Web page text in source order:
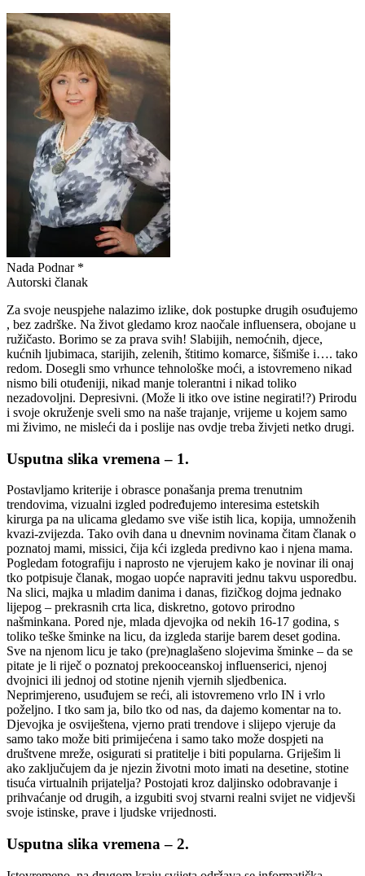
Nada Podnar *
Autorski članak
Za svoje neuspjehe nalazimo izlike, dok postupke drugih osuđujemo
, bez zadrške. Na život gledamo kroz naočale influensera, obojane u
ružičasto. Borimo se za prava svih! Slabijih, nemoćnih, djece,
kućnih ljubimaca, starijih, zelenih, štitimo komarce, šišmiše i…. tako
redom. Dosegli smo vrhunce tehnološke moći, a istovremeno nikad
nismo bili otuđeniji, nikad manje tolerantni i nikad toliko
nezadovoljni. Depresivni. (Može li itko ove istine negirati!?) Prirodu
i svoje okruženje sveli smo na naše trajanje, vrijeme u kojem samo
mi živimo, ne misleći da i poslije nas ovdje treba živjeti netko drugi.
Usputna slika vremena – 1.
Postavljamo kriterije i obrasce ponašanja prema trenutnim
trendovima, vizualni izgled podređujemo interesima estetskih
kirurga pa na ulicama gledamo sve više istih lica, kopija, umnoženih
kvazi-zvijezda. Tako ovih dana u dnevnim novinama čitam članak o
poznatoj mami, missici, čija kći izgleda predivno kao i njena mama.
Pogledam fotografiju i naprosto ne vjerujem kako je novinar ili onaj
tko potpisuje članak, mogao uopće napraviti jednu takvu usporedbu.
Na slici, majka u mladim danima i danas, fizičkog dojma jednako
lijepog – prekrasnih crta lica, diskretno, gotovo prirodno
našminkana. Pored nje, mlada djevojka od nekih 16-17 godina, s
toliko teške šminke na licu, da izgleda starije barem deset godina.
Sve na njenom licu je tako (pre)naglašeno slojevima šminke – da se
pitate je li riječ o poznatoj prekooceanskoj influenserici, njenoj
dvojnici ili jednoj od stotine njenih vjernih sljedbenica.
Neprimjereno, usuđujem se reći, ali istovremeno vrlo IN i vrlo
poželjno. I tko sam ja, bilo tko od nas, da dajemo komentar na to.
Djevojka je osviještena, vjerno prati trendove i slijepo vjeruje da
samo tako može biti primijećena i samo tako može dospjeti na
društvene mreže, osigurati si pratitelje i biti popularna. Griješim li
ako zaključujem da je njezin životni moto imati na desetine, stotine
tisuća virtualnih prijatelja? Postojati kroz daljinsko odobravanje i
prihvaćanje od drugih, a izgubiti svoj stvarni realni svijet ne vidjevši
svoje istinske, prave i ljudske vrijednosti.
Usputna slika vremena – 2.